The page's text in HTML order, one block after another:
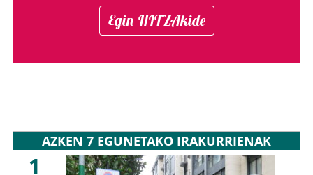
Egin HITZAkide
AZKEN 7 EGUNETAKO IRAKURRIENAK
1